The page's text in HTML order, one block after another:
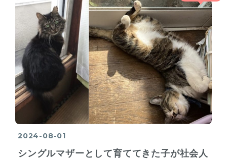
2024-08-01
シングルマザーとして育ててきた子が社会人